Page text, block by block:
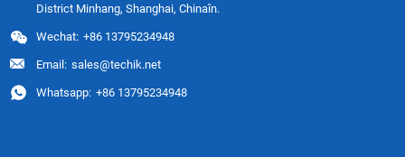
District Minhang, Shanghai, Chinaîn.
Wechat: +86 13795234948
Email: sales@techik.net
Whatsapp: +86 13795234948